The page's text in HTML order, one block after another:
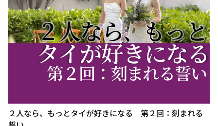
２人なら、もっとタイが好きになる｜第２回：刻まれる